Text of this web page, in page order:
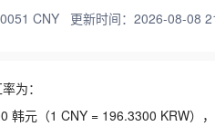
CNY 更新时间：2026-08-08
为：
韩元（1 CNY = 196.3300 KRW）